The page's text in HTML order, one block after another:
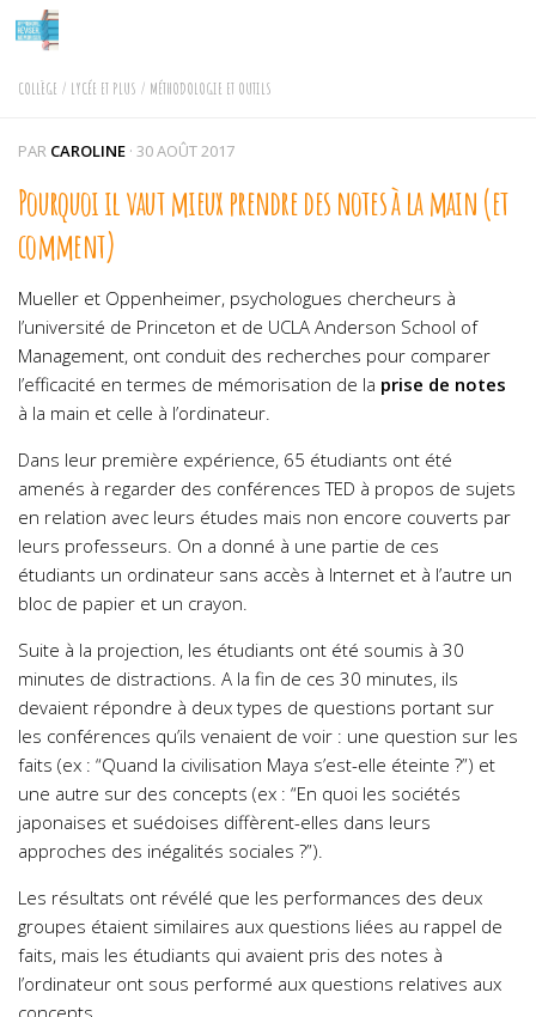
Skip to content
COLLÈGE / LYCÉE ET PLUS / MÉTHODOLOGIE ET OUTILS
PAR CAROLINE · 30 AOÛT 2017
Pourquoi il vaut mieux prendre des notes à la main (et
comment)
Mueller et Oppenheimer, psychologues chercheurs à
l’université de Princeton et de UCLA Anderson School of
Management, ont conduit des recherches pour comparer
l’efficacité en termes de mémorisation de la prise de notes
à la main et celle à l’ordinateur.
Dans leur première expérience, 65 étudiants ont été
amenés à regarder des conférences TED à propos de sujets
en relation avec leurs études mais non encore couverts par
leurs professeurs. On a donné à une partie de ces
étudiants un ordinateur sans accès à Internet et à l’autre un
bloc de papier et un crayon.
Suite à la projection, les étudiants ont été soumis à 30
minutes de distractions. A la fin de ces 30 minutes, ils
devaient répondre à deux types de questions portant sur
les conférences qu’ils venaient de voir : une question sur les
faits (ex : “Quand la civilisation Maya s’est-elle éteinte ?”) et
une autre sur des concepts (ex : “En quoi les sociétés
japonaises et suédoises diffèrent-elles dans leurs
approches des inégalités sociales ?”).
Les résultats ont révélé que les performances des deux
groupes étaient similaires aux questions liées au rappel de
faits, mais les étudiants qui avaient pris des notes à
l’ordinateur ont sous performé aux questions relatives aux
concepts.